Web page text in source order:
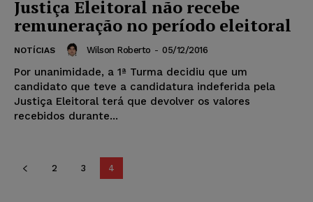
Justiça Eleitoral não recebe
remuneração no período eleitoral
NOTÍCIAS Wilson Roberto - 05/12/2016
Por unanimidade, a 1ª Turma decidiu que um
candidato que teve a candidatura indeferida pela
Justiça Eleitoral terá que devolver os valores
recebidos durante...
2 3 4